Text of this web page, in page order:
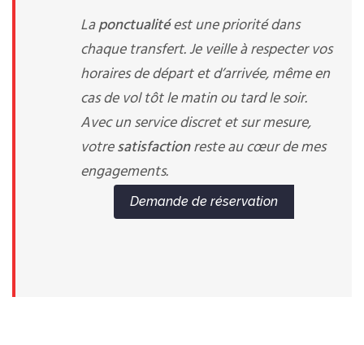
Laponctualitéest une priorité dans
chaque transfert. Je veille à respecter vos
horaires de départ et d’arrivée, même en
cas de vol tôt le matin ou tard le soir.
Avec un service discret et sur mesure,
votresatisfactionreste au cœur de mes
engagements.
Demande de réservation